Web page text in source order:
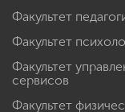
Факультет
Факультет
Факультет
сервисов
Факультет